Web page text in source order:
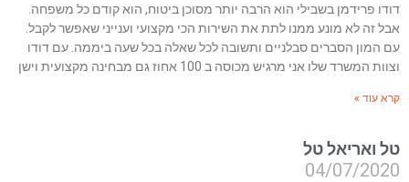
דודו פרידמן בשבילי הוא הרבה יותר מסוכן ביטוח, הוא קודם כל משפחה.
אבל זה לא מונע ממנו לתת את השירות הכי מקצועי וענייני שאפשר לקבל.
עם המון הסברים סבלניים ותשובה לכל שאלה בכל שעה ביממה. עם דודו
וצוות המשרד שלו אני מרגיש מכוסה ב 100 אחוז גם מבחינה מקצועית וישן
קרא עוד »
טל ואריאל טל
04/07/2020